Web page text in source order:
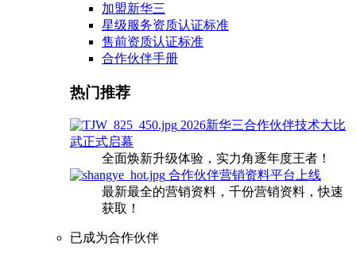
加盟新华三
星级服务资质认证标准
售前资质认证标准
合作伙伴手册
热门推荐
2026新华三合作伙伴技术大比
武正式启幕
全面焕新升级体验，实力角逐年度王者！
合作伙伴营销资料平台上线
最新最全的营销资料，千份营销资料，快速
获取！
已成为合作伙伴